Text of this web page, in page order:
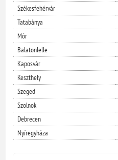
Székesfehérvár
Tatabánya
Mór
Balatonlelle
Kaposvár
Keszthely
Szeged
Szolnok
Debrecen
Nyíregyháza